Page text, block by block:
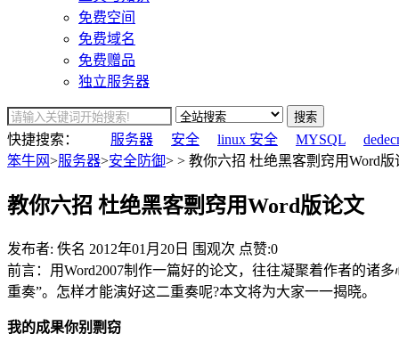
免费空间
免费域名
免费赠品
独立服务器
搜索
快捷搜索： 服务器 安全 linux 安全 MYSQL
笨牛网>服务器>安全防御> > 教你六招 杜绝黑客剽窍用Word版
教你六招 杜绝黑客剽窍用Word版论文
发布者: 佚名 2012年01月20日 围观次 点赞:0
前言：用Word2007制作一篇好的论文，往往凝聚着作者的诸
重奏”。怎样才能演好这二重奏呢?本文将为大家一一揭晓。
我的成果你别剽窃